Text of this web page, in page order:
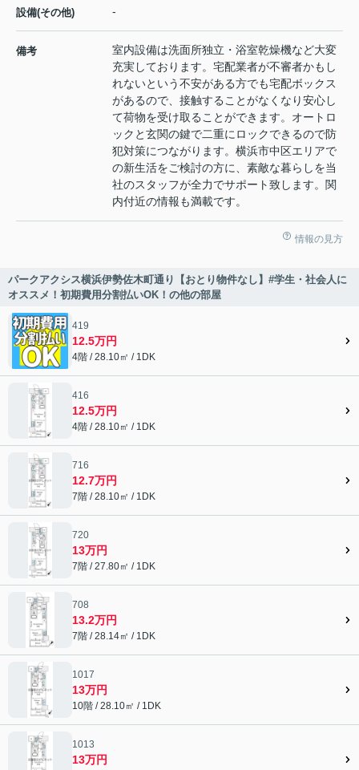
設備(その他) -
備考
室内設備は洗面所独立・浴室乾燥機など大変
充実しております。宅配業者が不審者かもし
れないという不安がある方でも宅配ボックス
があるので、接触することがなくなり安心し
て荷物を受け取ることができます。オートロ
ックと玄関の鍵で二重にロックできるので防
犯対策につながります。横浜市中区エリアで
の新生活をご検討の方に、素敵な暮らしを当
社のスタッフが全力でサポート致します。関
内付近の情報も満載です。
情報の見方
パークアクシス横浜伊勢佐木町通り【おとり物件なし】#学生・社会人に
オススメ！初期費用分割払いOK！の他の部屋
419
12.5万円
4階 / 28.10㎡ / 1DK
416
12.5万円
4階 / 28.10㎡ / 1DK
716
12.7万円
7階 / 28.10㎡ / 1DK
720
13万円
7階 / 27.80㎡ / 1DK
708
13.2万円
7階 / 28.14㎡ / 1DK
1017
13万円
10階 / 28.10㎡ / 1DK
1013
13万円